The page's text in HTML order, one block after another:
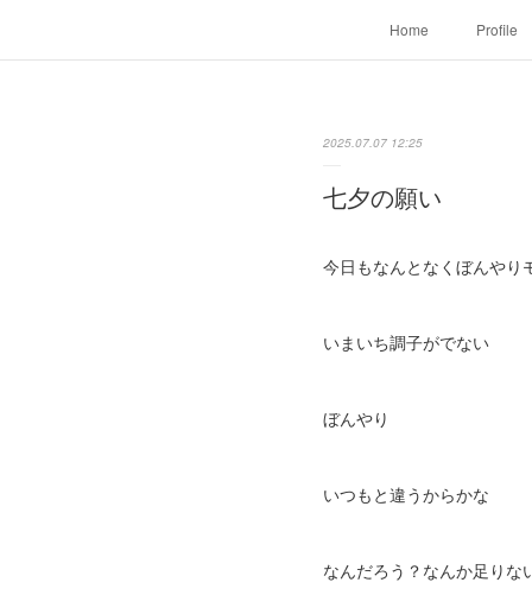
Home Profile
2025.07.07 12:25
七夕の願い
今日もなんとなくぼんやり
いまいち調子がでない
ぼんやり
いつもと違うからかな
なんだろう？なんか足りな